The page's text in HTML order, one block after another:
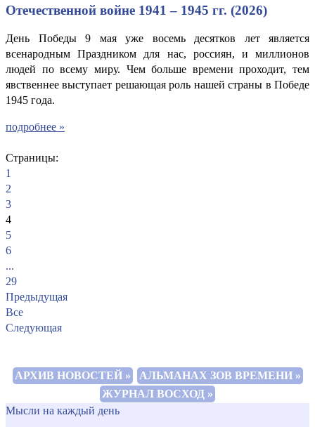
Отечественной войне 1941 – 1945 гг. (2026)
День Победы 9 мая уже восемь десятков лет является
всенародным Праздником для нас, россиян, и миллионов
людей по всему миру. Чем больше времени проходит, тем
явственнее выступает решающая роль нашей страны в Победе
1945 года.
подробнее »
Страницы:
1
2
3
4
5
6
...
29
Предыдущая
Все
Следующая
АРХИВ НОВОСТЕЙ »
АЛЬМАНАХ ЗОВ ВРЕМЕНИ »
ЖУРНАЛ ВОСХОД »
Мысли на каждый день